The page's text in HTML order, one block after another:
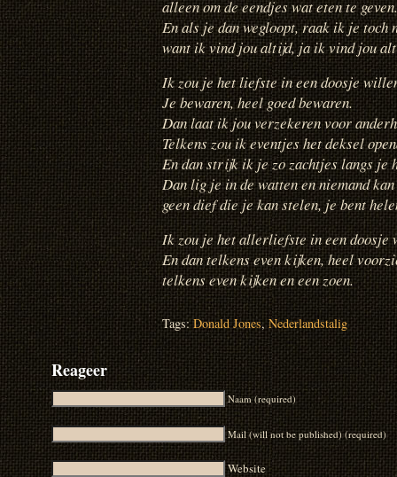
alleen om de eendjes wat eten te geven.
En als je dan wegloopt, raak ik je toch
want ik vind jou altijd, ja ik vind jou
Ik zou je het liefste in een doosje
Je bewaren, heel goed bewaren.
Dan laat ik jou verzekeren voor
Telkens zou ik eventjes het deksel
En dan strijk ik je zo zachtjes langs je
Dan lig je in de watten en niemand
geen dief die je kan stelen, je bent
Ik zou je het allerliefste in een doosje
En dan telkens even kijken, heel
telkens even kijken en een zoen.
Tags:Donald Jones,Nederlandstalig
Reageer
Naam (required)
Mail (will not be published) (required)
Website